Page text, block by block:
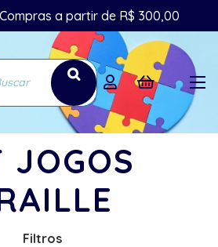
a partir de R$ 300,00
JOGOS
Filtros